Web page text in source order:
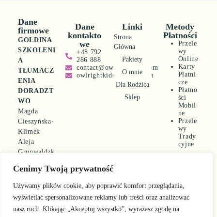
Cenimy Twoją prywatność
Używamy plików cookie, aby poprawić komfort przeglądania,
wyświetlać spersonalizowane reklamy lub treści oraz analizować
nasz ruch. Klikając „Akceptuj wszystko”, wyrażasz zgodę na
Dane
firmowe
GOLDINA
SZKOLENI
A
TŁUMACZ
ENIA
DORADZT
WO
Magda
Cieszyńska-
Klimek
Aleja
Grunwaldzk
80-309
Gdańsk
360342262
Dane
kontakto
we
+48 792
286 888
contact@owlrightkids.com
owlrightkids@gmail.com
Linki
Strona
Główna
Pakiety
O mnie
Dla Rodzica
Sklep
Metody
Płatności
Przele
wy
Online
Karty
Płatni
cze
Płatno
ści
Mobil
ne
Przele
wy
Trady
cyjne